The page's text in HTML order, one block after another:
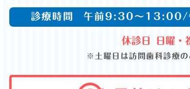
診療時間 午前9:30～
休診日 日曜・
※土曜日は訪問歯科診療の